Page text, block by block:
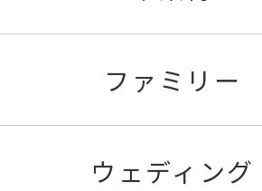
ファミリー
ウェディング